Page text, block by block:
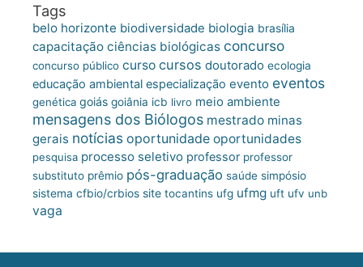
Tags
belo horizonte biodiversidade biologia brasília
capacitação ciências biológicas concurso
concurso público curso cursos doutorado ecologia
educação ambiental especialização evento eventos
genética goiás goiânia icb livro meio ambiente
mensagens dos Biólogos mestrado minas
gerais notícias oportunidade oportunidades
pesquisa processo seletivo professor professor
substituto prêmio pós-graduação saúde simpósio
sistema cfbio/crbios site tocantins ufg ufmg uft ufv unb
vaga